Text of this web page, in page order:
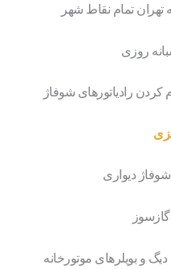
تمام نقاط شهر
روزی
کردن رادیاتورهای شوفاژ
دیواری
و بویلرهای موتورخانه